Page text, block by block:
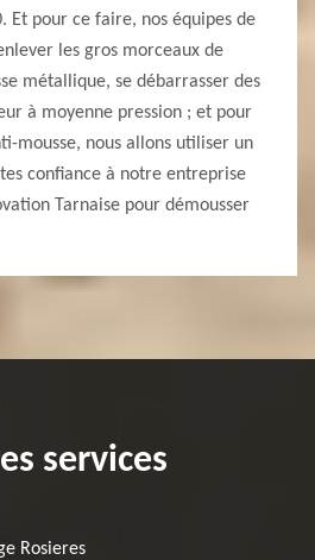
Et pour ce faire, nos équipes de
les gros morceaux de
métallique, se débarrasser des
à moyenne pression ; et pour
mousse, nous allons utiliser un
confiance à notre entreprise
Tarnaise pour démousser
services
Rosieres